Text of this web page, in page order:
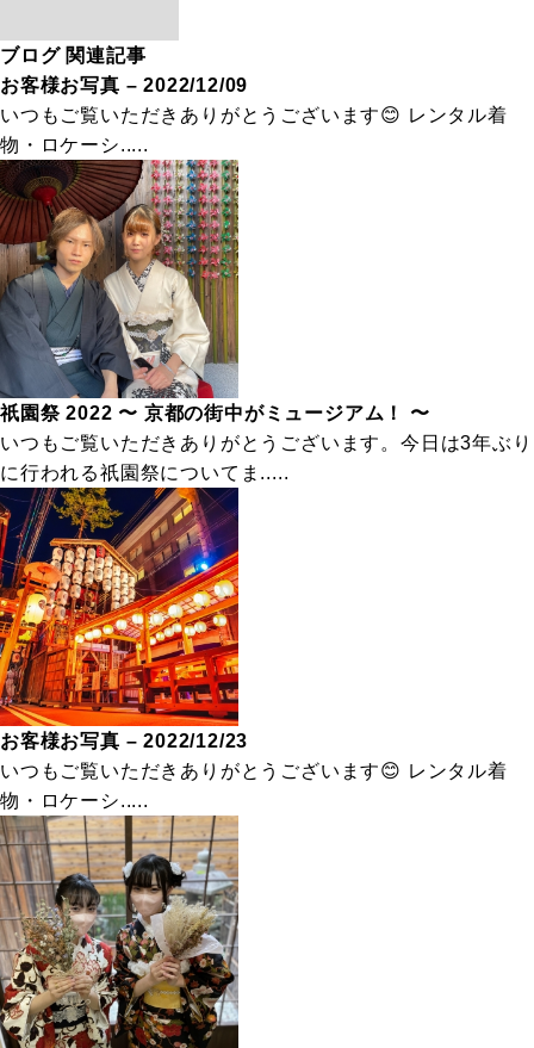
ブログ 関連記事
お客様お写真 – 2022/12/09
いつもご覧いただきありがとうございます😊 レンタル着
物・ロケーシ.....
祇園祭 2022 〜 京都の街中がミュージアム！ 〜
いつもご覧いただきありがとうございます。今日は3年ぶり
に行われる祇園祭についてま.....
お客様お写真 – 2022/12/23
いつもご覧いただきありがとうございます😊 レンタル着
物・ロケーシ.....